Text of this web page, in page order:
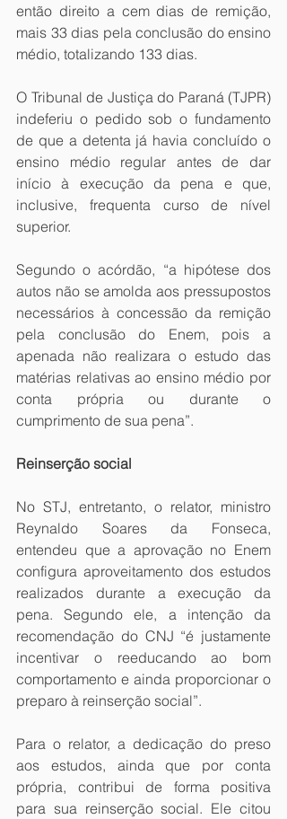
então direito a cem dias de remição,
mais 33 dias pela conclusão do ensino
médio, totalizando 133 dias.
O Tribunal de Justiça do Paraná (TJPR)
indeferiu o pedido sob o fundamento
de que a detenta já havia concluído o
ensino médio regular antes de dar
início à execução da pena e que,
inclusive, frequenta curso de nível
superior.
Segundo o acórdão, “a hipótese dos
autos não se amolda aos pressupostos
necessários à concessão da remição
pela conclusão do Enem, pois a
apenada não realizara o estudo das
matérias relativas ao ensino médio por
conta própria ou durante o
cumprimento de sua pena”.
Reinserção social
No STJ, entretanto, o relator, ministro
Reynaldo Soares da Fonseca,
entendeu que a aprovação no Enem
configura aproveitamento dos estudos
realizados durante a execução da
pena. Segundo ele, a intenção da
recomendação do CNJ “é justamente
incentivar o reeducando ao bom
comportamento e ainda proporcionar o
preparo à reinserção social”.
Para o relator, a dedicação do preso
aos estudos, ainda que por conta
própria, contribui de forma positiva
para sua reinserção social. Ele citou